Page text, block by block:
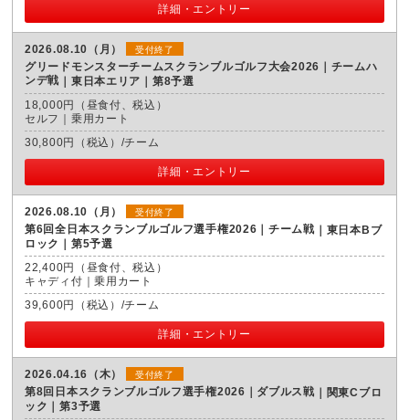
詳細・エントリー
2026.08.10（月） 受付終了
グリードモンスターチームスクランブルゴルフ大会2026｜チームハ
ンデ戦
東日本エリア｜第8予選
18,000円（昼食付、税込）
セルフ｜乗用カート
30,800円（税込）/チーム
詳細・エントリー
2026.08.10（月） 受付終了
第6回全日本スクランブルゴルフ選手権2026｜チーム戦
東日本Bブ
ロック｜第5予選
22,400円（昼食付、税込）
キャディ付｜乗用カート
39,600円（税込）/チーム
詳細・エントリー
2026.04.16（木） 受付終了
第8回日本スクランブルゴルフ選手権2026｜ダブルス戦
関東Cブロ
ック｜第3予選